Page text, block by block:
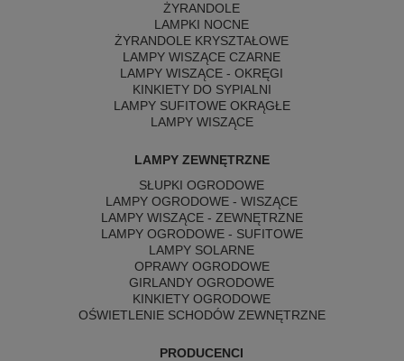
ŻYRANDOLE
LAMPKI NOCNE
ŻYRANDOLE KRYSZTAŁOWE
LAMPY WISZĄCE CZARNE
LAMPY WISZĄCE - OKRĘGI
KINKIETY DO SYPIALNI
LAMPY SUFITOWE OKRĄGŁE
LAMPY WISZĄCE
LAMPY ZEWNĘTRZNE
SŁUPKI OGRODOWE
LAMPY OGRODOWE - WISZĄCE
LAMPY WISZĄCE - ZEWNĘTRZNE
LAMPY OGRODOWE - SUFITOWE
LAMPY SOLARNE
OPRAWY OGRODOWE
GIRLANDY OGRODOWE
KINKIETY OGRODOWE
OŚWIETLENIE SCHODÓW ZEWNĘTRZNE
PRODUCENCI